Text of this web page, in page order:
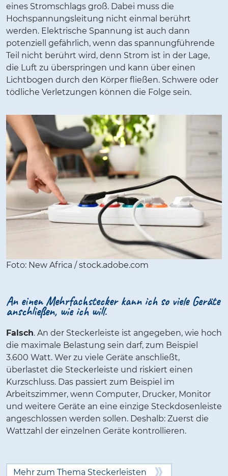
eines Stromschlags groß. Dabei muss die
Hochspannungsleitung nicht einmal berührt
werden. Elektrische Spannung ist auch dann
potenziell gefährlich, wenn das spannungführende
Teil nicht berührt wird, denn Strom ist in der Lage,
die Luft zu überspringen und kann über einen
Lichtbogen durch den Körper fließen. Schwere oder
tödliche Verletzungen können die Folge sein.
Foto: New Africa / stock.adobe.com
An einen Mehrfachstecker kann ich so viele Geräte
anschließen, wie ich will.
Falsch. An der Steckerleiste ist angegeben, wie hoch
die maximale Belastung sein darf, zum Beispiel
3.600 Watt. Wer zu viele Geräte anschließt,
überlastet die Steckerleiste und riskiert einen
Kurzschluss. Das passiert zum Beispiel im
Arbeitszimmer, wenn Computer, Drucker, Monitor
und weitere Geräte an eine einzige Steckdosenleiste
angeschlossen werden sollen. Deshalb: Zuerst die
Wattzahl der einzelnen Geräte kontrollieren.
Mehr zum Thema Steckerleisten